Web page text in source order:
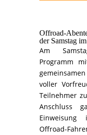
Offroad-
der Samstag
Am
Programm
voller
Teilnehmer
Anschluss
Offroad-